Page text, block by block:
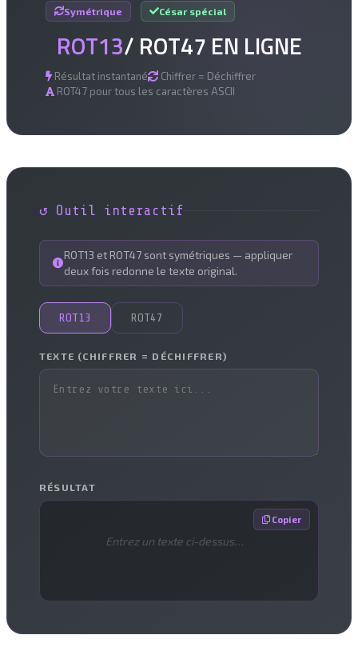
Symétrique César spécial
ROT13/ ROT47 EN LIGNE
Résultat instantané
Chiffrer = Déchiffrer
ROT47 pour tous les caractères ASCII
↺ Outil interactif
ROT13 et ROT47 sont symétriques — appliquer
deux fois redonne le texte original.
ROT13 ROT47
TEXTE (CHIFFRER = DÉCHIFFRER)
RÉSULTAT
Entrez un texte ci-dessus…
Copier